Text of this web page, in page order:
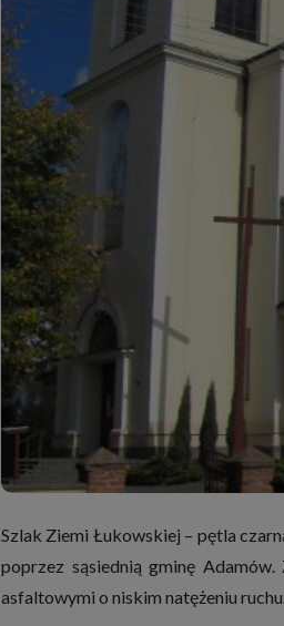
Szlak Ziemi Łukowskiej – pętla
poprzez sąsiednią gminę
asfaltowymi o niskim natężeniu